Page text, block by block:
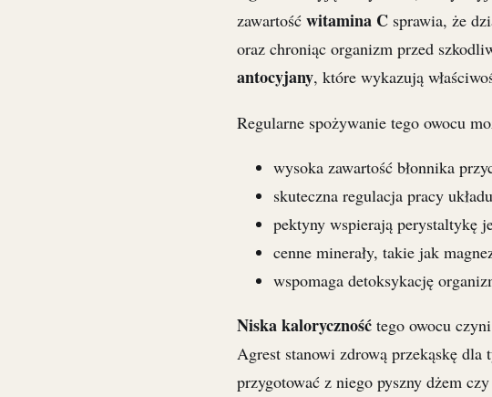
zawartość witamina Csprawia, że
oraz chroniąc organizm przed
antocyjany, które wykazują
Regularne spożywanie tego owocu
wysoka zawartość błonnika
skuteczna regulacja pracy
pektyny wspierają perystaltykę
cenne minerały, takie jak
wspomaga detoksykację
Niska kalorycznośćtego owocu
Agrest stanowi zdrową przekąskę
przygotować z niego pyszny dżem